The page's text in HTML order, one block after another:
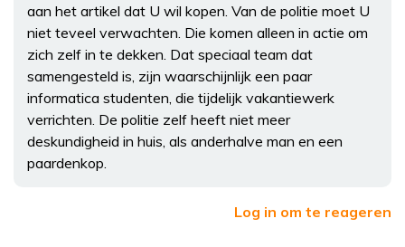
aan het artikel dat U wil kopen. Van de politie moet U
niet teveel verwachten. Die komen alleen in actie om
zich zelf in te dekken. Dat speciaal team dat
samengesteld is, zijn waarschijnlijk een paar
informatica studenten, die tijdelijk vakantiewerk
verrichten. De politie zelf heeft niet meer
deskundigheid in huis, als anderhalve man en een
paardenkop.
Log in om te reageren